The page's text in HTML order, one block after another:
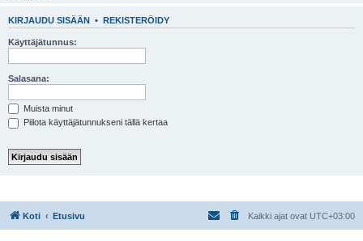
KIRJAUDU SISÄÄN • REKISTERÖIDY
Käyttäjätunnus:
Salasana:
Muista minut
Piilota käyttäjätunnukseni tällä kertaa
Koti Etusivu Kaikki ajat ovat UTC+03:00